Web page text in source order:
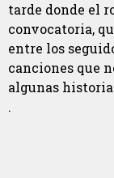
tarde donde el
convocatoria,
entre los
canciones que
algunas
.